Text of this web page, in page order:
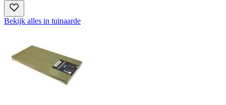
Bekijk alles in tuinaarde